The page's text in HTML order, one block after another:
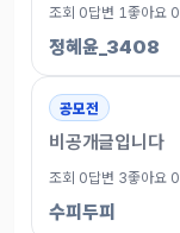
조회 0답변 1 좋아요 0
정혜윤_3408
공모전
비공개글입니다
조회 0답변 3좋아요 0
수피두피